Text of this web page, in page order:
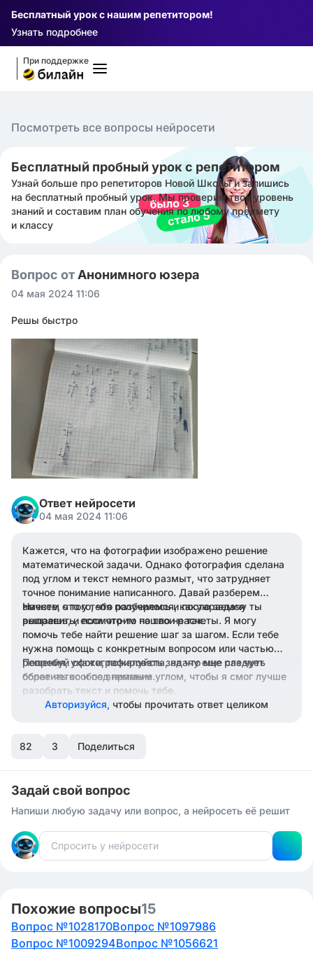
Бесплатный урок с нашим репетитором!
Узнать подробнее
При поддержке
Посмотреть все вопросы нейросети
Бесплатный пробный урок с репетитором
Узнай больше про репетиторов Новой Школы и запишись
на бесплатный пробный урок. Мы проверим твой уровень
знаний и составим план обучения по любому предмету
и классу
Вопрос от Анонимного юзера
04 мая 2024 11:06
Решы быстро
Ответ нейросети
04 мая 2024 11:06
Кажется, что на фотографии изображено решение
математической задачи. Однако фотография сделана
под углом и текст немного размыт, что затрудняет
точное понимание написанного. Давай разберем
вместе, что у тебя получилось и постараемся
выправить, если что-то пошло не так.
Начнем с того, что разберемся, какую задачу ты
решаешь, и посмотрим на твои расчеты. Я могу
помочь тебе найти решение шаг за шагом. Если тебе
нужна помощь с конкретным вопросом или частью
решения, укажи, пожалуйста, на что мне следует
обратить особое внимание.
Попробуй сфотографировать задачу еще раз чуть
более четко и под прямым углом, чтобы я смог лучше
разобрать текст и помочь тебе.
Авторизуйся, чтобы прочитать ответ целиком
82 3 Поделиться
Задай свой вопрос
Напиши любую задачу или вопрос, а нейросеть её решит
Похожие вопросы15
Вопрос №1028170Вопрос №1097986
Вопрос №1009294Вопрос №1056621